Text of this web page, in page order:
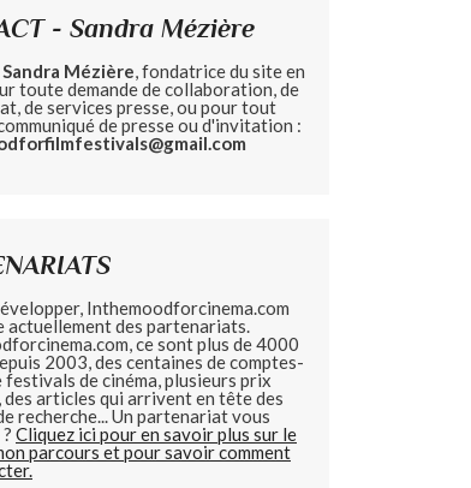
- Sandra Mézière
Sandra Mézière, fondatrice du site en
toute demande de collaboration, de
de services presse, ou pour tout
de presse ou d'invitation :
Inthemoodforcinema.com
actuellement des partenariats.
ce sont plus de 4000
2003, des centaines de comptes-
festivals de cinéma, plusieurs prix
des articles qui arrivent en tête des
recherche... Un partenariat vous
Cliquez ici pour en savoir plus sur le
parcours et pour savoir comment